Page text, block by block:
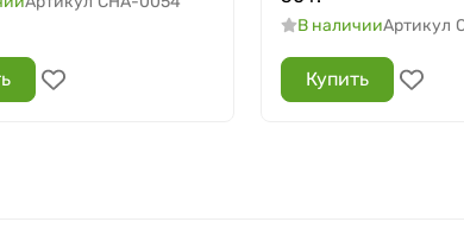
В наличииАртикул
Купить